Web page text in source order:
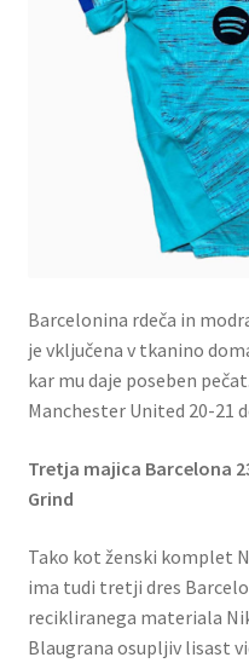
Barcelonina rdeča in
je vključena v tkanino
kar mu daje poseben
Manchester United 20-21
Tretja majica Barcelona
Grind
Tako kot ženski komplet
ima tudi tretji dres
recikliranega materiala
Blaugrana osupljiv lisast